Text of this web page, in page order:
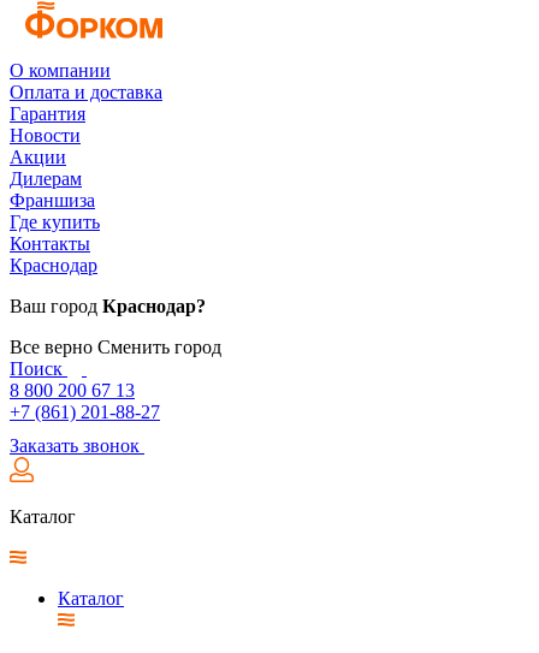
О компании
Оплата и доставка
Гарантия
Новости
Акции
Дилерам
Франшиза
Где купить
Контакты
Краснодар
Ваш город Краснодар?
Все верно Сменить город
Поиск
8 800 200 67 13
+7 (861) 201-88-27
Заказать звонок
Каталог
Каталог